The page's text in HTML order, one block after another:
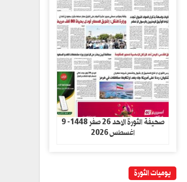
صحيفة الثورة الاحد 26 صفر 1448- 9
اغسطس 2026
يوميات الثورة